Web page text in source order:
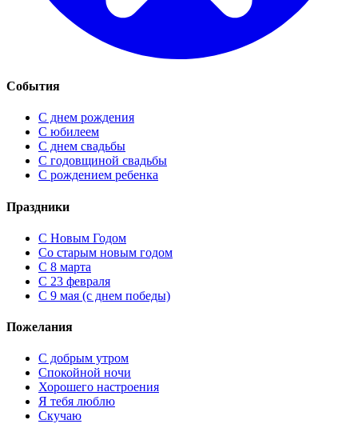
События
С днем рождения
С юбилеем
С днем свадьбы
С годовщиной свадьбы
С рождением ребенка
Праздники
C Новым Годом
Cо старым новым годом
С 8 марта
С 23 февраля
С 9 мая (с днем победы)
Пожелания
С добрым утром
Спокойной ночи
Хорошего настроения
Я тебя люблю
Скучаю